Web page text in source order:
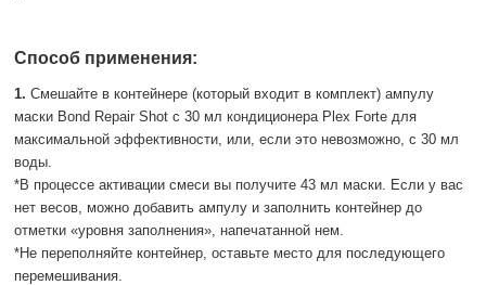
Способ применения:
1. Смешайте в контейнере (который входит в комплект) ампулу
маски Bond Repair Shot с 30 мл кондиционера Plex Forte для
максимальной эффективности, или, если это невозможно, с 30 мл
воды.
*В процессе активации смеси вы получите 43 мл маски. Если у вас
нет весов, можно добавить ампулу и заполнить контейнер до
отметки «уровня заполнения», напечатанной нем.
*Не переполняйте контейнер, оставьте место для последующего
перемешивания.